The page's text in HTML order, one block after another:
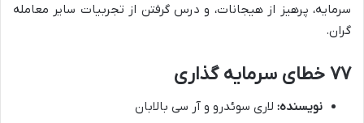
سرمایه، پرهیز از هیجانات، و درس گرفتن از تجربیات سایر معامله
گران.
۷۷ خطای سرمایه گذاری
نویسنده: لاری سوئدرو و آر سی بالابان